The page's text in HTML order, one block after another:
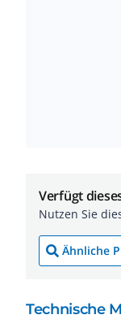
Verfügt
Nutzen Sie
Ähnliche
Technische